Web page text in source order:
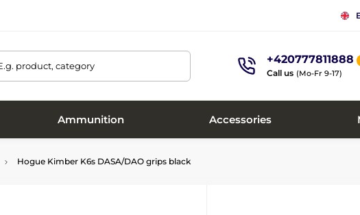
product, category +420777811888
Call us (Mo-Fr 9-17)
Ammunition Accessories
Hogue Kimber K6s DASA/DAO grips black